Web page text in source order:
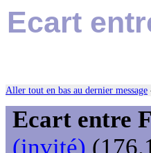
Ecart
Aller tout en bas au dernier message
Ecart entre
(invité)